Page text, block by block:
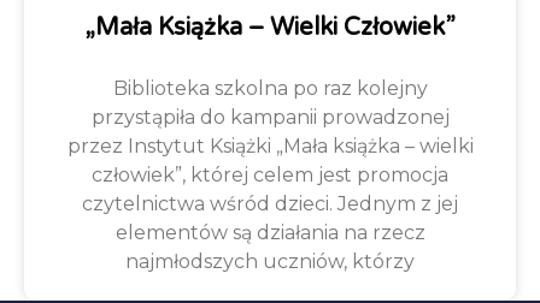
„Mała Książka – Wielki Człowiek”
Biblioteka szkolna po raz kolejny
przystąpiła do kampanii prowadzonej
przez Instytut Książki „Mała książka – wielki
człowiek”, której celem jest promocja
czytelnictwa wśród dzieci. Jednym z jej
elementów są działania na rzecz
najmłodszych uczniów, którzy